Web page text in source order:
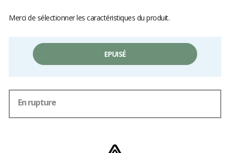
Merci de sélectionner les caractéristiques du produit.
EPUISÉ
En rupture